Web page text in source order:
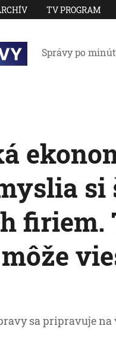
TV PROGRAM
Správy po
si
firiem.
sa pripravuje na